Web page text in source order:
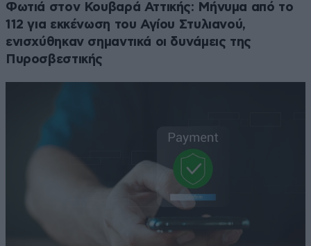
Φωτιά στον Κουβαρά Αττικής: Μήνυμα από το
112 για εκκένωση του Αγίου Στυλιανού,
ενισχύθηκαν σημαντικά οι δυνάμεις της
Πυροσβεστικής